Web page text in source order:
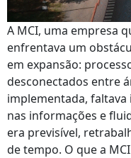
A MCI, uma empresa
enfrentava um
em expansão:
desconectados entre
implementada,
nas informações e
era previsível,
de tempo. O que a